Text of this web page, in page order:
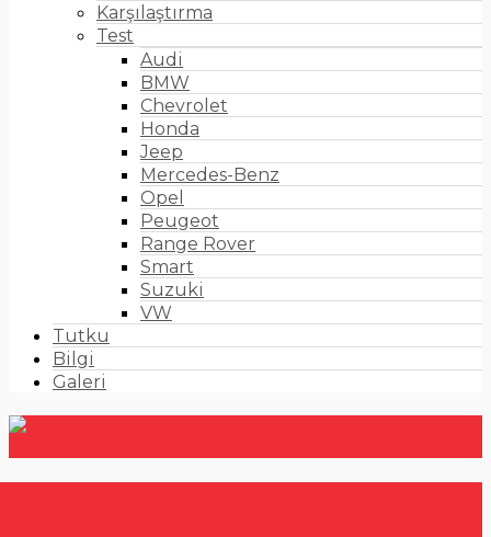
Karşılaştırma
Test
Audi
BMW
Chevrolet
Honda
Jeep
Mercedes-Benz
Opel
Peugeot
Range Rover
Smart
Suzuki
VW
Tutku
Bilgi
Galeri